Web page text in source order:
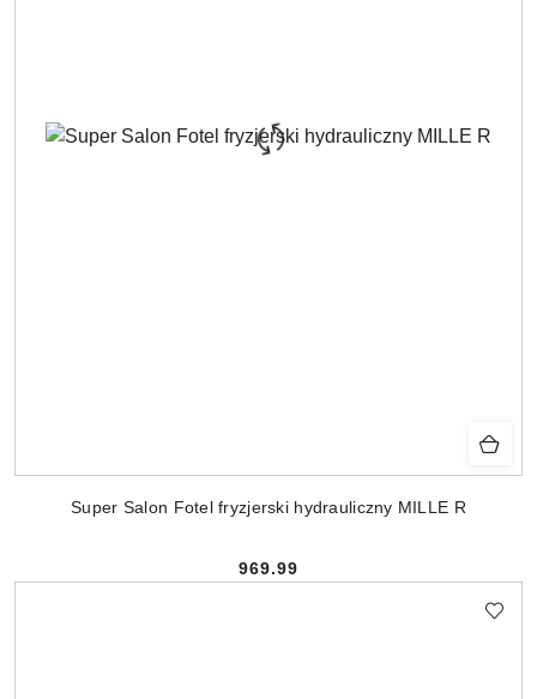
Super Salon Fotel fryzjerski hydrauliczny MILLE R
Cena:
969.99